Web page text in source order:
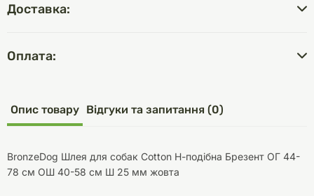
Доставка:
Оплата:
Опис товару Відгуки та запитання (0)
BronzeDog Шлея для собак Сotton Н-подібна Брезент ОГ 44-
78 см ОШ 40-58 см Ш 25 мм жовта